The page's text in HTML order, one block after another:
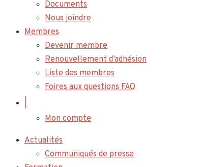
Documents
Nous joindre
Membres
Devenir membre
Renouvellement d’adhésion
Liste des membres
Foires aux questions FAQ
|
Mon compte
Actualités
Communiqués de presse